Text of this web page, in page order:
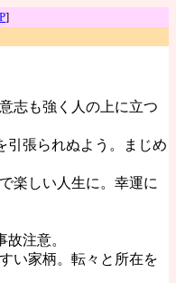
]
志も強く人の上に立つ
引張られぬよう。まじめ
楽しい人生に。幸運に
注意。
い家柄。転々と所在を